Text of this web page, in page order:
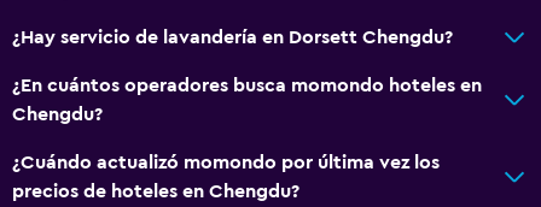
¿Hay servicio de lavandería en Dorsett Chengdu?
¿En cuántos operadores busca momondo hoteles en
Chengdu?
¿Cuándo actualizó momondo por última vez los
precios de hoteles en Chengdu?